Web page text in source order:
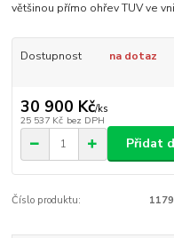
většinou přímo ohřev TUV ve
Dostupnost na dotaz
30 900 Kč/ks
25 537 Kč bez DPH
Přidat
Číslo produktu: 1179